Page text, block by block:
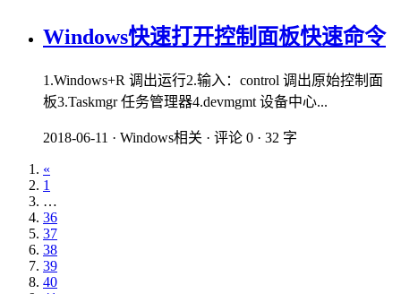
Windows快速打开控制面板快速命令
1.Windows+R 调出运行2.输入：control 调出原始控制面
板3.Taskmgr 任务管理器4.devmgmt 设备中心...
2018-06-11 · Windows相关 · 评论 0 · 32 字
«
1
…
36
37
38
39
40